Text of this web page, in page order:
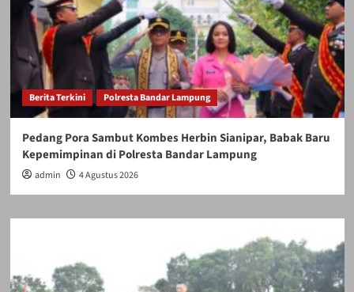
Berita Terkini Polresta Bandar Lampung
Pedang Pora Sambut Kombes Herbin Sianipar, Babak Baru
Kepemimpinan di Polresta Bandar Lampung
admin 4 Agustus 2026